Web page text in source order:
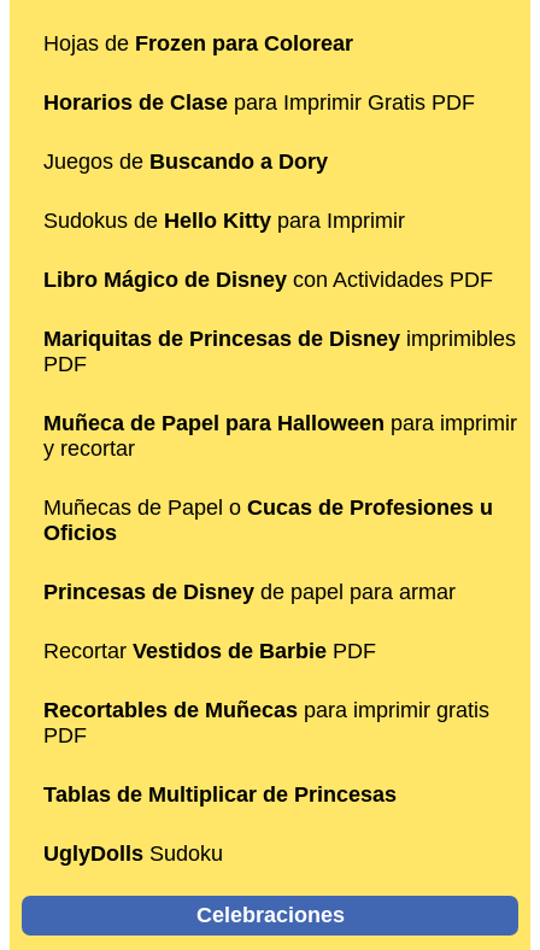
Hojas de Frozen para Colorear
Horarios de Clase para Imprimir Gratis PDF
Juegos de Buscando a Dory
Sudokus de Hello Kitty para Imprimir
Libro Mágico de Disney con Actividades PDF
Mariquitas de Princesas de Disney imprimibles
PDF
Muñeca de Papel para Halloween para imprimir
y recortar
Muñecas de Papel o Cucas de Profesiones u
Oficios
Princesas de Disney de papel para armar
Recortar Vestidos de Barbie PDF
Recortables de Muñecas para imprimir gratis
PDF
Tablas de Multiplicar de Princesas
UglyDolls Sudoku
Celebraciones